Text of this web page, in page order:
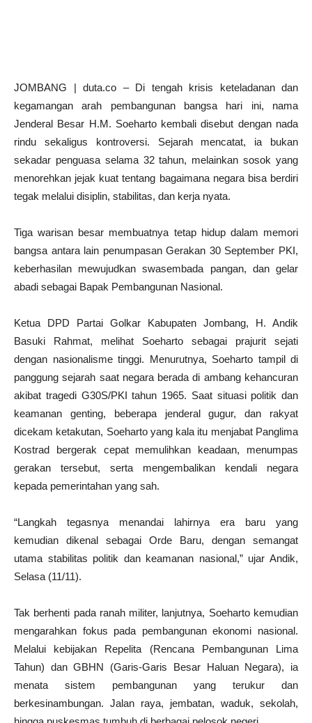
JOMBANG | duta.co – Di tengah krisis keteladanan dan
kegamangan arah pembangunan bangsa hari ini, nama
Jenderal Besar H.M. Soeharto kembali disebut dengan nada
rindu sekaligus kontroversi. Sejarah mencatat, ia bukan
sekadar penguasa selama 32 tahun, melainkan sosok yang
menorehkan jejak kuat tentang bagaimana negara bisa berdiri
tegak melalui disiplin, stabilitas, dan kerja nyata.
Tiga warisan besar membuatnya tetap hidup dalam memori
bangsa antara lain penumpasan Gerakan 30 September PKI,
keberhasilan mewujudkan swasembada pangan, dan gelar
abadi sebagai Bapak Pembangunan Nasional.
Ketua DPD Partai Golkar Kabupaten Jombang, H. Andik
Basuki Rahmat, melihat Soeharto sebagai prajurit sejati
dengan nasionalisme tinggi. Menurutnya, Soeharto tampil di
panggung sejarah saat negara berada di ambang kehancuran
akibat tragedi G30S/PKI tahun 1965. Saat situasi politik dan
keamanan genting, beberapa jenderal gugur, dan rakyat
dicekam ketakutan, Soeharto yang kala itu menjabat Panglima
Kostrad bergerak cepat memulihkan keadaan, menumpas
gerakan tersebut, serta mengembalikan kendali negara
kepada pemerintahan yang sah.
“Langkah tegasnya menandai lahirnya era baru yang
kemudian dikenal sebagai Orde Baru, dengan semangat
utama stabilitas politik dan keamanan nasional,” ujar Andik,
Selasa (11/11).
Tak berhenti pada ranah militer, lanjutnya, Soeharto kemudian
mengarahkan fokus pada pembangunan ekonomi nasional.
Melalui kebijakan Repelita (Rencana Pembangunan Lima
Tahun) dan GBHN (Garis-Garis Besar Haluan Negara), ia
menata sistem pembangunan yang terukur dan
berkesinambungan. Jalan raya, jembatan, waduk, sekolah,